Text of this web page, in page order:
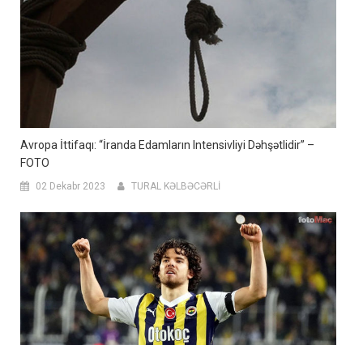
Avropa İttifaqı: “İranda Edamların Intensivliyi Dəhşətlidir” –
FOTO
02 Dekabr 2023 TURAL KƏLBƏCƏRLİ